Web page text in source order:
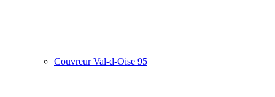
Couvreur Val-d-Oise 95